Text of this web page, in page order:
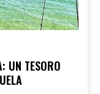
UN TESORO